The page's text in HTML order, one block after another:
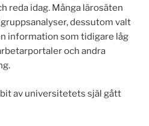
reda idag. Många lärosäten
dessutom valt
information som tidigare låg
och andra
av universitetets själ gått